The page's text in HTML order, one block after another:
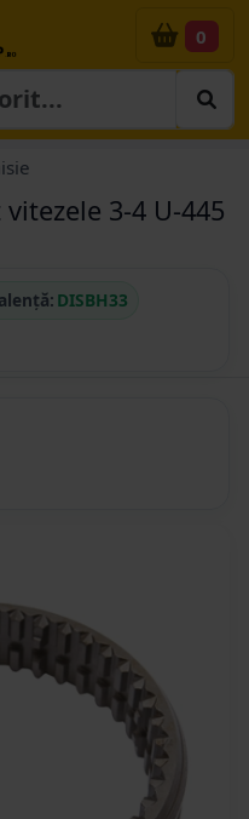
0
3-4 U-445
DISBH33